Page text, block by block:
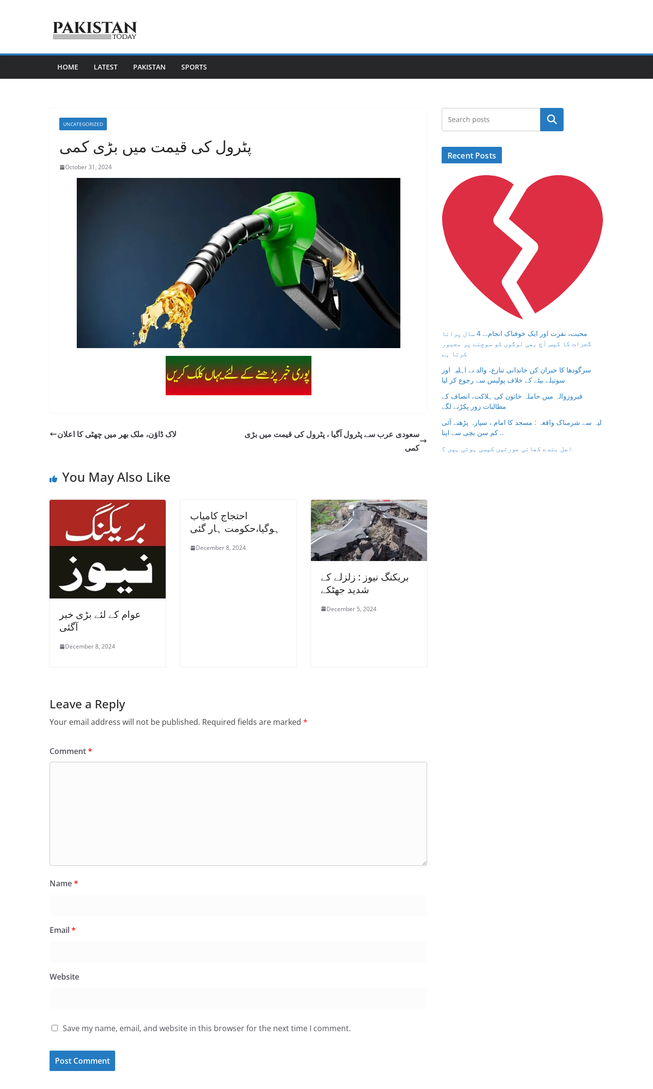
HOME LATEST PAKISTAN SPORTS
UNCATEGORIZED
پٹرول کی قیمت میں بڑی کمی
October 31, 2024
لاک ڈاؤن، ملک بھر میں چھٹی کا اعلان
سعودی عرب سے پٹرول آگیا ، پٹرول کی قیمت میں بڑی
کمی
You May Also Like
عوام کے لئے بڑی خبر
آگئی
December 8, 2024
احتجاج کامیاب
ہوگیا،حکومت ہار گئی
December 8, 2024
بریکنگ نیوز : زلزلے کے
شدید جھٹکے
December 5, 2024
Leave a Reply
Your email address will not be published. Required fields are marked *
Comment*
Name*
Email*
Website
Save my name, email, and website in this browser for the next time I comment.
Search
Recent Posts
محبت، نفرت اور ایک خوفناک انجام… 4 سال پرانا
گجرات کا کیس آج بھی لوگوں کو سوچنے پر مجبور
کرتا ہے
سرگودھا کا حیران کن خاندانی تنازع، والد نے اہلیہ اور
سوتیلے بیٹے کے خلاف پولیس سے رجوع کر لیا
فیروزوالہ میں حاملہ خاتون کی ہلاکت، انصاف کے
مطالبات زور پکڑنے لگے
لیہ سے شرمناک واقعہ : مسجد کا امام ، سپارہ پڑھنے آئی
کم سن بچی سے اپنا ..
اصل بندے کھانی عورتیں کیسی ہوتی ہیں ؟